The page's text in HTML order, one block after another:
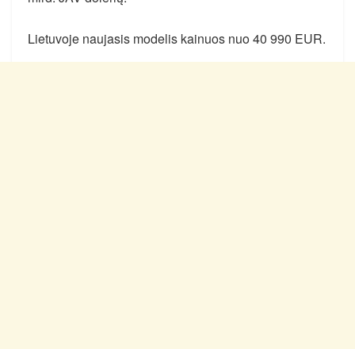
Lietuvoje naujasis modelis kainuos nuo 40 990 EUR.